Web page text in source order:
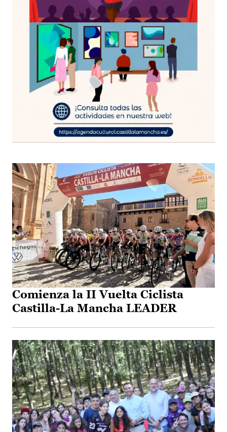
Comienza la II Vuelta Ciclista
Castilla-La Mancha LEADER